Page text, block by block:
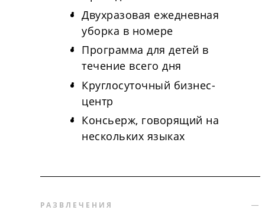
Двухразовая ежедневная
уборка в номере
Программа для детей в
течение всего дня
Круглосуточный бизнес-
центр
Консьерж, говорящий на
нескольких языках
РАЗВЛЕЧЕНИЯ